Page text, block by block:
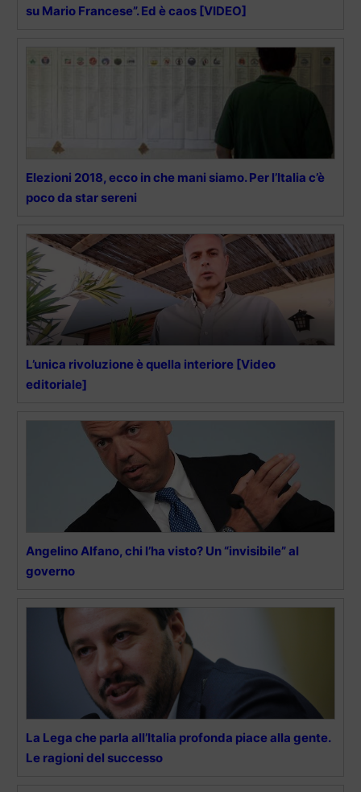
su Mario Francese”. Ed è caos [VIDEO]
Elezioni 2018, ecco in che mani siamo. Per l’Italia c’è
poco da star sereni
L’unica rivoluzione è quella interiore [Video
editoriale]
Angelino Alfano, chi l’ha visto? Un “invisibile” al
governo
La Lega che parla all’Italia profonda piace alla gente.
Le ragioni del successo